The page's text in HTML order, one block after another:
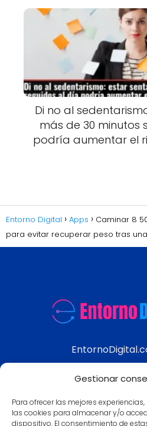
Gestionar
Para ofrecer las mejores
las cookies para almacenar y/o
dispositivo. El consentimiento de
Di no al
más de 30 minutos
podría aumentar el
Entorno Digital Apps
Caminar 8
para evitar recuperar peso tras
Información real y
modernos
Aviso legal